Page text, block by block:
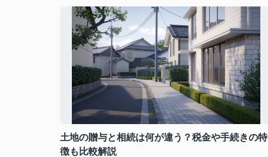
土地の贈与と相続は何が違う？税金や手続きの特
徴も比較解説